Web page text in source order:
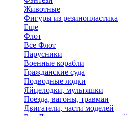
Животные
Фигуры из резинопластика
Еще
Флот
Все Флот
Парусники
Военные корабли
Гражданские суда
Подводные лодки
Яйцелодки, мультяшки
Поезда, вагоны, травмаи
Двигатели, части моделей